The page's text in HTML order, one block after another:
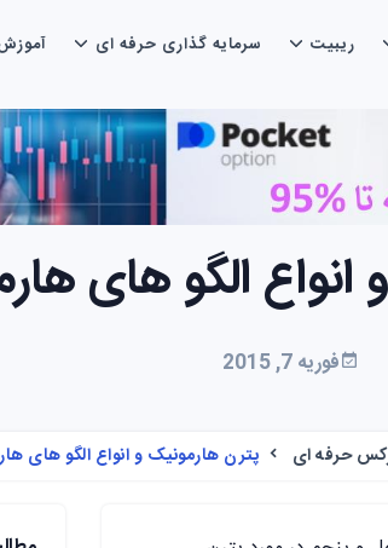
ریبیت سرمایه گذاری حرفه ای
الگو های
فوریه 7, 2015
حرفه ای پترن هارمونیک و انواع الگو های